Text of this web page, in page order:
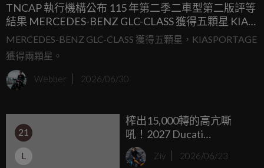
TNCAP 執行機構公布 115 年第二季二車型第二版評等
結果 MERCEDES-BENZ GLC-CLASS 獲得五顆星 KIA
SPORTAGE 獲得兩顆星
MERCEDES-BENZ GLC-CLASS 獲得五顆星，KIASPORTAGE
獲得兩顆星。
Webber 2026/06/30
21
L
榨出15,000轉的高亢嘶
吼！2027 Ducati
Desmo250 MX 挾帶
MotoGP 基因狂暴登場，開
Ziv 2026/06/23